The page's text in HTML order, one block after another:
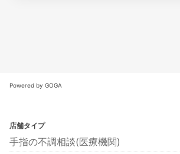
Powered by GOGA
店舗タイプ
手指の不調相談(医療機関)